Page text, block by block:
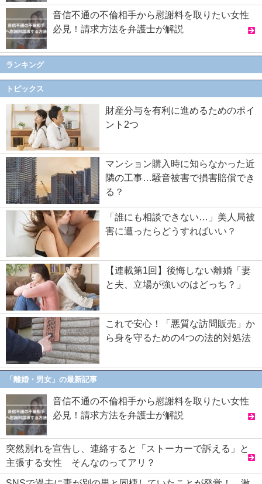
音信不通の不倫相手から慰謝料を取りたい女性
必見！請求方法を弁護士が解説
ランキング
トピックス
財産分与を有利に進めるためのポイ
ント2つ
マンション購入時に知らなかった近
隣の工事…騒音被害で損害賠償でき
る？
「誰にも相談できない…」美人局被
害に遭ったらどうすればいい？
【連載第1回】後悔しない離婚「妻
と夫、立場が強いのはどっち？」
これで安心！「悪質な訪問販売」か
ら身を守るための4つの法的対処法
「離婚・男女」の最新記事
音信不通の不倫相手から慰謝料を取りたい女性
必見！請求方法を弁護士が解説
突然別れを宣告し、連絡すると「ストーカーで訴える」と
主張する女性 そんなのってアリ？